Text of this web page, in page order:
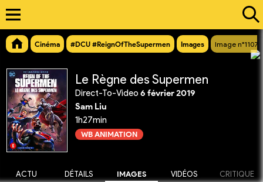
Cinéma #DCU #ReignOfTheSupermen Images Image n°11071
Le Règne des Supermen
Direct-To-Video 6 février 2019
Sam Liu
1h27min
WB ANIMATION
ACTU DÉTAILS IMAGES VIDÉOS CRITIQUE